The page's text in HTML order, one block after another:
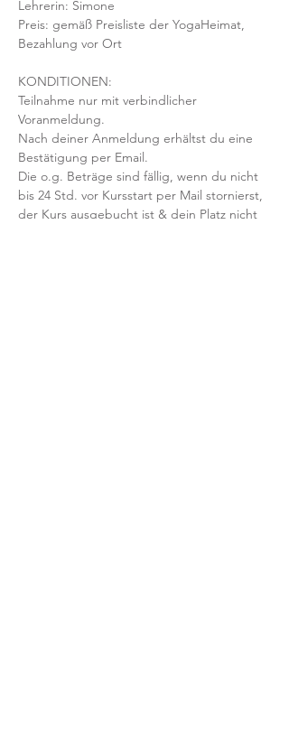
Lehrerin: Simone
Preis: gemäß Preisliste der YogaHeimat,
Bezahlung vor Ort
KONDITIONEN:
Teilnahme nur mit verbindlicher
Voranmeldung.
Nach deiner Anmeldung erhältst du eine
Bestätigung per Email.
Die o.g. Beträge sind fällig, wenn du nicht
bis 24 Std. vor Kursstart per Mail stornierst,
der Kurs ausgebucht ist & dein Platz nicht